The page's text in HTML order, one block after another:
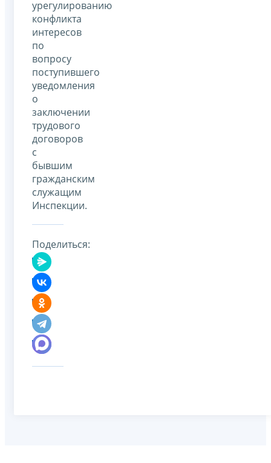
урегулированию
конфликта
интересов
по
вопросу
поступившего
уведомления
о
заключении
трудового
договоров
с
бывшим
гражданским
служащим
Инспекции.
Поделиться: